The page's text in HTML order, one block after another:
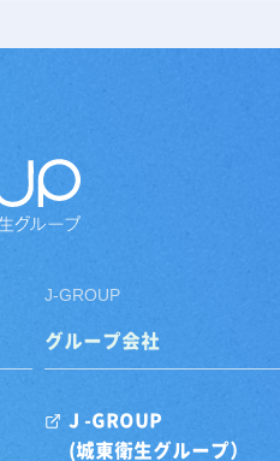
J-GROUP
グループ会社
J -GROUP
(城東衛生グループ）